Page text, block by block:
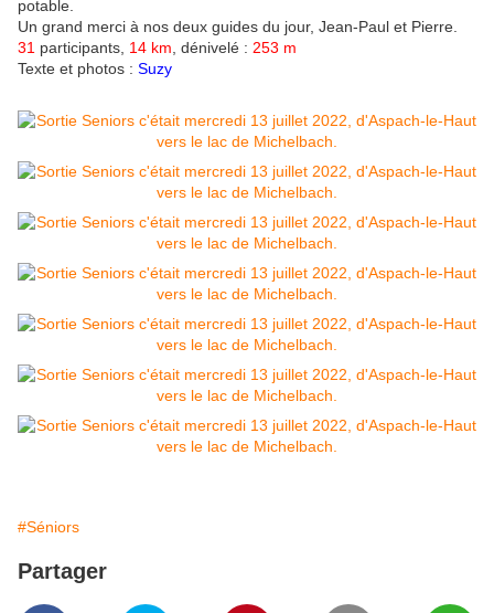
potable.
Un grand merci à nos deux guides du jour, Jean-Paul et Pierre.
31 participants, 14 km , dénivelé : 253 m
Texte et photos : Suzy
#Séniors
Partager